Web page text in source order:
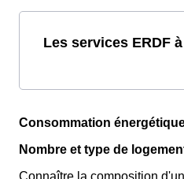
Les services ERDF
Consommation
Nombre et type de